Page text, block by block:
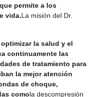
permite a los
vida.La misión del Dr.
optimizar la salud y el
continuamente las
de tratamiento para
la mejor atención
de choque,
comola descompresión